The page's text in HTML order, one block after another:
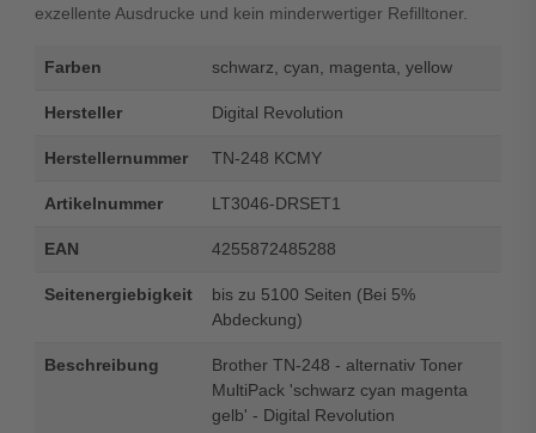
exzellente Ausdrucke und kein minderwertiger Refilltoner.
Farben schwarz, cyan, magenta, yellow
Hersteller Digital Revolution
Herstellernummer TN-248 KCMY
Artikelnummer LT3046-DRSET1
EAN 4255872485288
Seitenergiebigkeit
bis zu 5100 Seiten (Bei 5%
Abdeckung)
Beschreibung
Brother TN-248 - alternativ Toner
MultiPack 'schwarz cyan magenta
gelb' - Digital Revolution